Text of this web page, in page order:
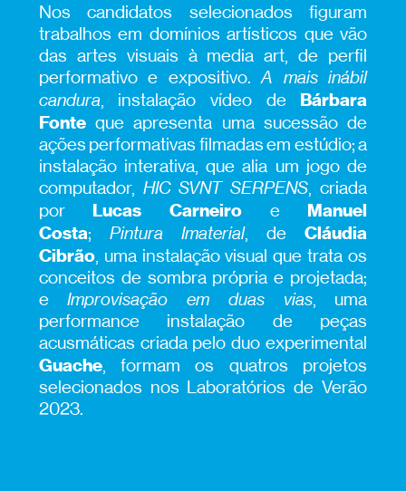
Nos candidatos selecionados figuram
trabalhos em domínios artísticos que vão
das artes visuais à media art, de perfil
performativo e expositivo.A mais inábil
candura, instalação vídeo de Bárbara
Fonteque apresenta uma sucessão de
ações performativas filmadas em estúdio; a
instalação interativa, que alia um jogo de
computador, HIC SVNT SERPENS, criada
por Lucas Carneiro e Manuel
Costa; Pintura Imaterial, deCláudia
Cibrão, uma instalação visual que trata os
conceitos de sombra própria e projetada;
eImprovisação em duas vias, uma
performance instalação de peças
acusmáticas criada pelo duo experimental
Guache, formam os quatros projetos
selecionados nos Laboratórios de Verão
2023.